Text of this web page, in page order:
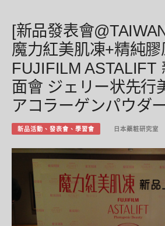
[新品發表會
魔力紅美肌凍+精純
FUJIFILM ASTALIFT
面會 ジェリー状先行
アコラーゲンパウダ
新品活動、發表會、學習會 日本藥粧研究室